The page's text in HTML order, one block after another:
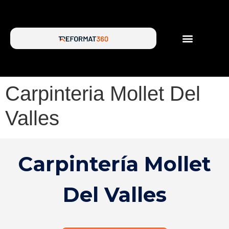
Carpinteria Mollet Del
Valles
Carpintería Mollet
Del Valles